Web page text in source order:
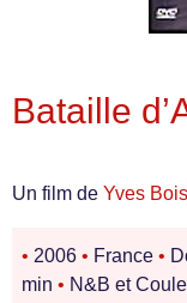
Bataille
Un film de Yves
• 2006 • France •
min • N&B et